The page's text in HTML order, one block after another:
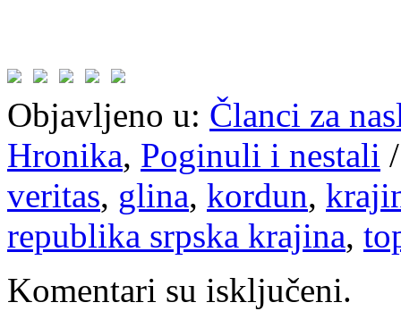
Objavljeno u: Članci za
Hronika, Poginuli i nestali
veritas, glina, kordun,
republika srpska krajina,
Komentari su isključeni.